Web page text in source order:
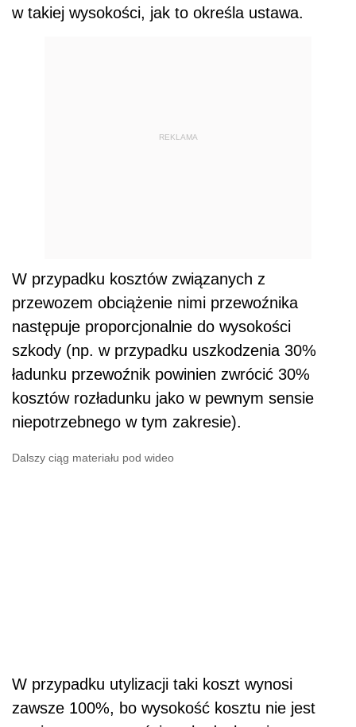
w takiej wysokości, jak to określa ustawa.
REKLAMA
W przypadku kosztów związanych z
przewozem obciążenie nimi przewoźnika
następuje proporcjonalnie do wysokości
szkody (np. w przypadku uszkodzenia 30%
ładunku przewoźnik powinien zwrócić 30%
kosztów rozładunku jako w pewnym sensie
niepotrzebnego w tym zakresie).
Dalszy ciąg materiału pod wideo
W przypadku utylizacji taki koszt wynosi
zawsze 100%, bo wysokość kosztu nie jest